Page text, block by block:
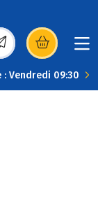
dans une
Vendredi 09:30